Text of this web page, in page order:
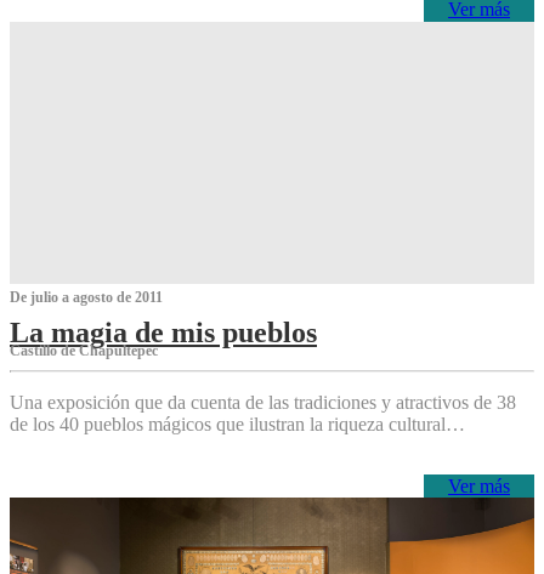
Ver más
De julio a agosto de 2011
La magia de mis pueblos
Castillo de Chapultepec
Una exposición que da cuenta de las tradiciones y atractivos de 38
de los 40 pueblos mágicos que ilustran la riqueza cultural…
Ver más